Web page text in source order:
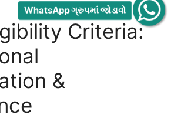
Criteria:
&
WhatsApp ગ્રુપમાં જોડાવો